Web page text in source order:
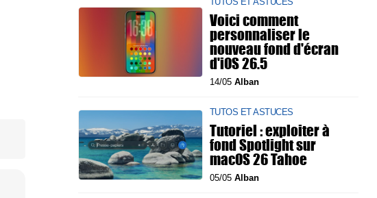
Voici comment
personnaliser le
nouveau fond d'écran
d'iOS 26.5
14/05 Alban
TUTOS ET ASTUCES
Tutoriel : exploiter à
fond Spotlight sur
macOS 26 Tahoe
05/05 Alban